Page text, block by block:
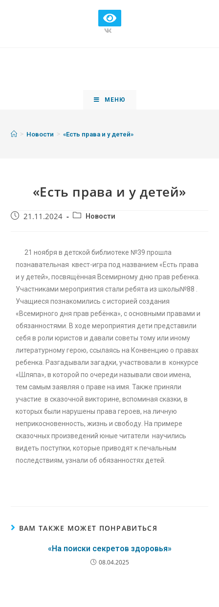
МЕНЮ
> Новости > «Есть права и у детей»
«Есть права и у детей»
21.11.2024 Новости
21 ноября в детской библиотеке №39 прошла
познавательная квест-игра под названием «Есть права
и у детей», посвящённая Всемирному дню прав ребенка.
Участниками мероприятия стали ребята из школы№88 .
Учащиеся познакомились с историей создания
«Всемирного дня прав ребёнка», с основными правами и
обязанностями. В ходе мероприятия дети представили
себя в роли юристов и давали советы тому или иному
литературному герою, ссылаясь на Конвенцию о правах
ребенка. Разгадывали загадки, участвовали в конкурсе
«Шляпа», в которой по очереди называли свои имена,
тем самым заявляя о праве на имя. Также приняли
участие в сказочной викторине, вспоминая сказки, в
которых были нарушены права героев, на личную
неприкосновенность, жизнь и свободу. На примере
сказочных произведений юные читатели научились
видеть поступки, которые приводят к печальным
последствиям, узнали об обязанностях детей.
ВАМ ТАКЖЕ МОЖЕТ ПОНРАВИТЬСЯ
«На поиски секретов здоровья»
08.04.2025